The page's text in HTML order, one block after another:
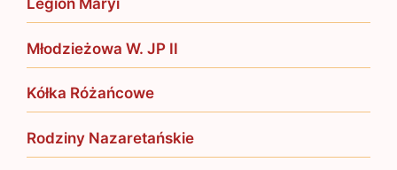
Legion Maryi
Młodzieżowa W. JP II
Kółka Różańcowe
Rodziny Nazaretańskie